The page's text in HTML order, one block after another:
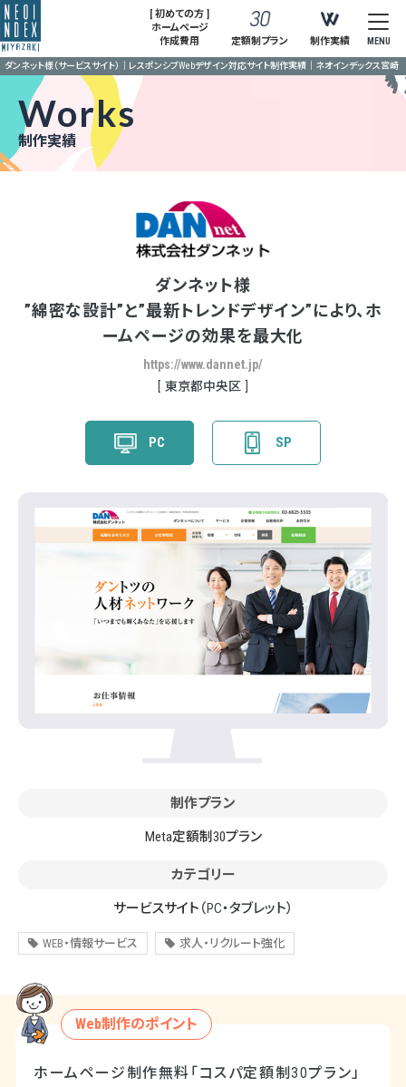
[ 初めての方 ]
ホームページ
作成費用
定額制プラン 制作実績 MENU
ダンネット様（サービスサイト）｜レスポンシブWebデザイン対応サイト制作実績｜ネオインデックス宮崎
Works
制作実績
ダンネット様
”綿密な設計”と”最新トレンドデザイン”により、ホ
ームページの効果を最大化
https://www.dannet.jp/
東京都中央区
PC SP
制作プラン
Meta定額制30プラン
カテゴリー
サービスサイト （PC・タブレット）
WEB・情報サービス 求人・リクルート強化
Web制作のポイント
ホームページ制作無料「コスパ定額制30プラン」